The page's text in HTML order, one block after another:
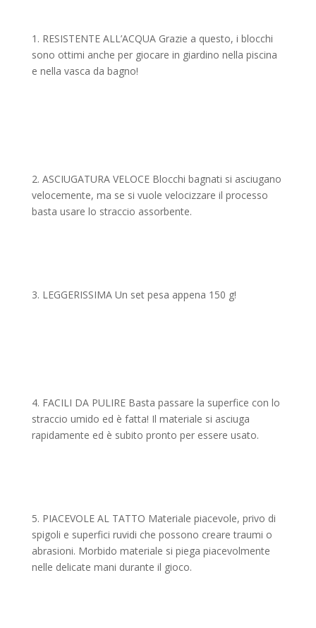
1. RESISTENTE ALL’ACQUA Grazie a questo, i blocchi
sono ottimi anche per giocare in giardino nella piscina
e nella vasca da bagno!
2. ASCIUGATURA VELOCE Blocchi bagnati si asciugano
velocemente, ma se si vuole velocizzare il processo
basta usare lo straccio assorbente.
3. LEGGERISSIMA Un set pesa appena 150 g!
4. FACILI DA PULIRE Basta passare la superfice con lo
straccio umido ed è fatta! Il materiale si asciuga
rapidamente ed è subito pronto per essere usato.
5. PIACEVOLE AL TATTO Materiale piacevole, privo di
spigoli e superfici ruvidi che possono creare traumi o
abrasioni. Morbido materiale si piega piacevolmente
nelle delicate mani durante il gioco.